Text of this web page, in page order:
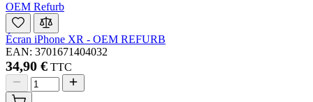
OEM Refurb
Écran iPhone XR - OEM REFURB
EAN: 3701671404032
34,90 € TTC